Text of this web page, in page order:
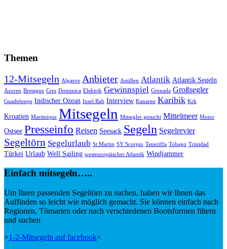
Themen
12-Mitsegeln Algarve Anbieter Antillen Atlantik Atlantik Segeln
Azoren Bretagne Cres Dominica Elektrik Gewinnspiel Grenada Großsegler
Guadeloupe Indischer Ozean Insel Rab Interview Kanaren Karibik Krk
Kroatien Martinique Mitsegeln Mitsegler gesucht Mittelmeer Motor
Ostsee Presseinfo Reisen Seesack Segeln Segelrevier
Segeltörn Segelurlaub St Martin SY Scorpio Teneriffa Tobago Trinidad
Türkei Urlaub Well Sailing westeuropäischer Atlantik Windjammer
Einfach mitsegeln…..
Um Ihren passenden Segeltörn zu suchen, haben wir Ihnen das
Auffinden so leicht wie möglich gemacht. Sie können einfach nach
Regionen, Törnarten oder nach verschiedenen Bootsformen filtern
und suchen
>1-2-Mitsegeln auf facebook<